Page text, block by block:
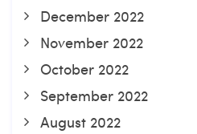
December 2022
November 2022
October 2022
September 2022
August 2022